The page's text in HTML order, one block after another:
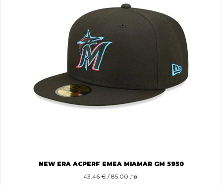
NEW ERA ACPERF EMEA MIAMAR GM 5950
43.46 € / 85.00 лв.